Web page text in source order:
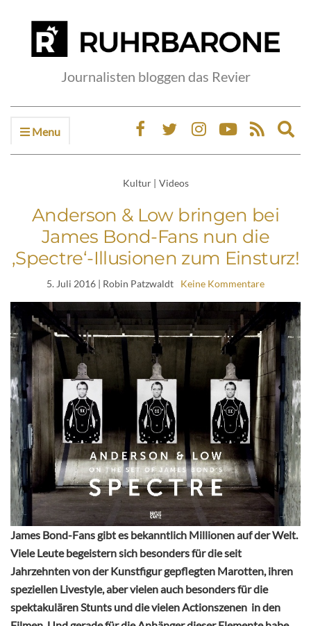
Journalisten bloggen das Revier
Menu
Kultur | Videos
Anderson & Low bringen bei
James Bond-Fans nun die
‚Spectre‘-Illusionen zum Einsturz!
5. Juli 2016 | Robin Patzwaldt Keine Kommentare
James Bond-Fans gibt es bekanntlich Millionen auf der Welt.
Viele Leute begeistern sich besonders für die seit
Jahrzehnten von der Kunstfigur gepflegten Marotten, ihren
speziellen Livestyle, aber vielen auch besonders für die
spektakulären Stunts und die vielen Actionszenen in den